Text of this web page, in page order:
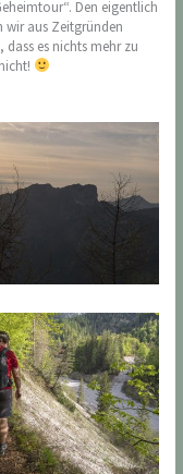
Den eigentlich
wir aus Zeitgründen
dass es nichts mehr zu